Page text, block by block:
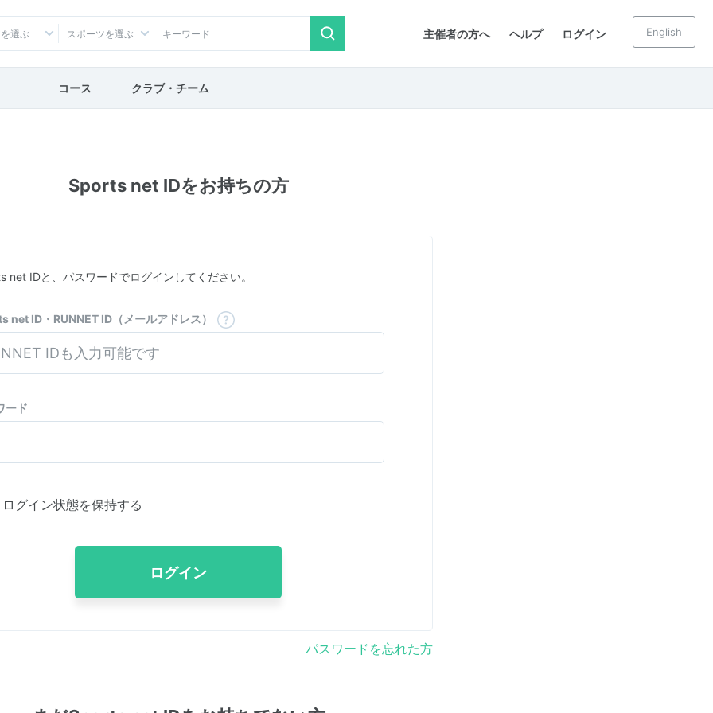
主催者の方へ ヘルプ ログイン
選ぶ スポーツを選ぶ English
コース クラブ・チーム
Sports net IDをお持ちの方
net IDと、パスワードでログインしてください。
net ID・RUNNET ID（メールアドレス）
ード
ログイン状態を保持する
ログイン
パスワードを忘れた方